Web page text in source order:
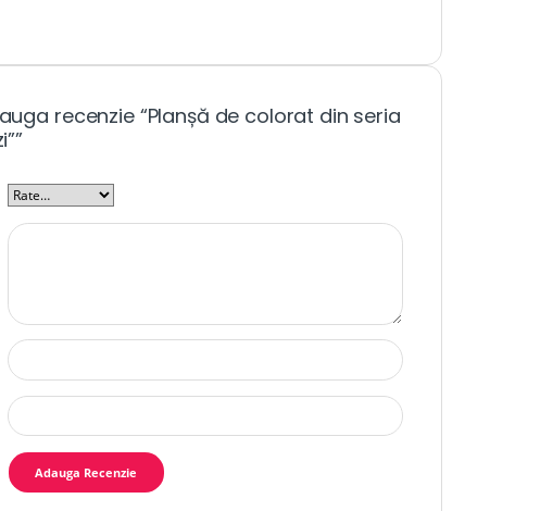
recenzie “Planșă de colorat din seria